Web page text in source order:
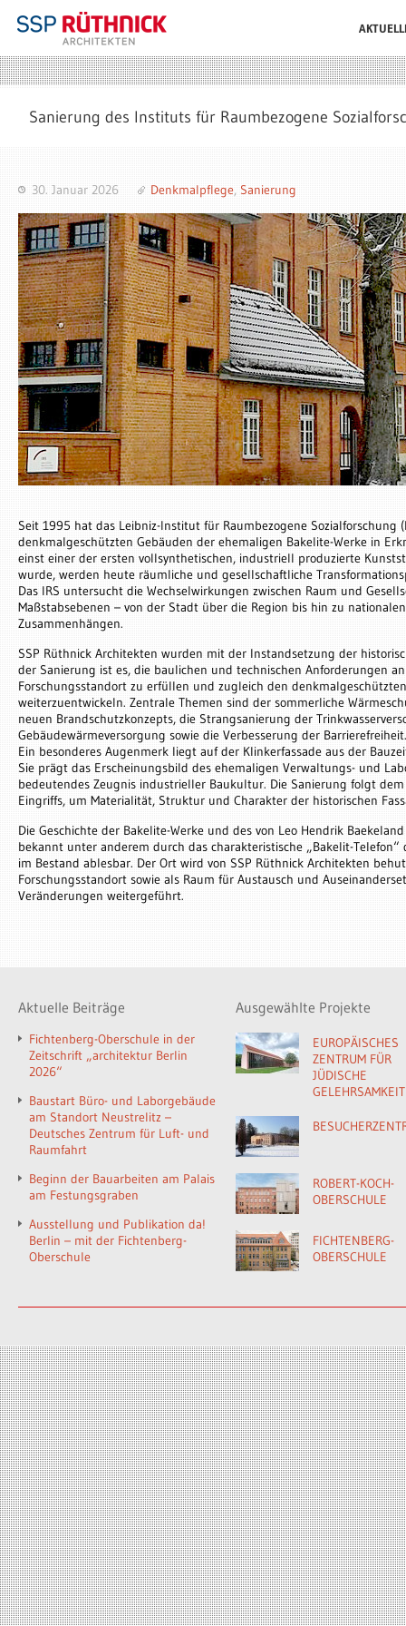
Sanierung des Instituts für Raumbezogene
30. Januar 2026 Denkmalpflege, Sanierung
Seit 1995 hat das Leibniz-Institut für Raumbezogene Sozialforschung
denkmalgeschützten Gebäuden der ehemaligen Bakelite-Werke in
einst einer der ersten vollsynthetischen, industriell produzierte
wurde, werden heute räumliche und gesellschaftliche
Das IRS untersucht die Wechselwirkungen zwischen Raum und
Maßstabsebenen – von der Stadt über die Region bis hin zu
Zusammenhängen.
SSP Rüthnick Architekten wurden mit der Instandsetzung der
der Sanierung ist es, die baulichen und technischen Anforderungen
Forschungsstandort zu erfüllen und zugleich den
weiterzuentwickeln. Zentrale Themen sind der sommerliche
neuen Brandschutzkonzepts, die Strangsanierung der
Gebäudewärmeversorgung sowie die Verbesserung der Barrierefreiheit.
Ein besonderes Augenmerk liegt auf der Klinkerfassade aus der
Sie prägt das Erscheinungsbild des ehemaligen Verwaltungs- und
bedeutendes Zeugnis industrieller Baukultur. Die Sanierung folgt
Eingriffs, um Materialität, Struktur und Charakter der historischen
Die Geschichte der Bakelite-Werke und des von Leo Hendrik
bekannt unter anderem durch das charakteristische „Bakelit-
im Bestand ablesbar. Der Ort wird von SSP Rüthnick Architekten
Forschungsstandort sowie als Raum für Austausch und
Veränderungen weitergeführt.
Aktuelle Beiträge
Fichtenberg-Oberschule in der
Zeitschrift „architektur Berlin
2026“
Baustart Büro- und Laborgebäude
am Standort Neustrelitz –
Deutsches Zentrum für Luft- und
Raumfahrt
Beginn der Bauarbeiten am Palais
am Festungsgraben
Ausstellung und Publikation da!
Berlin – mit der Fichtenberg-
Oberschule
Ausgewählte Projekte
EUROPÄISCHES
ZENTRUM FÜR
JÜDISCHE
GELEHRSAMKEIT
ROBERT-KOCH-
OBERSCHULE
FICHTENBERG-
OBERSCHULE